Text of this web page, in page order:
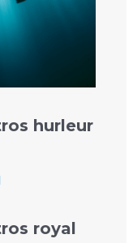
hurleur
royal